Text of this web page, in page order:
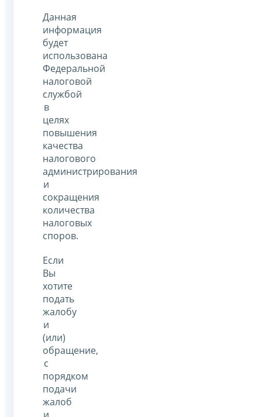
Данная
информация
будет
использована
Федеральной
налоговой
службой
в
целях
повышения
качества
налогового
администрирования
и
сокращения
количества
налоговых
споров.
Если
Вы
хотите
подать
жалобу
и
(или)
обращение,
с
порядком
подачи
жалоб